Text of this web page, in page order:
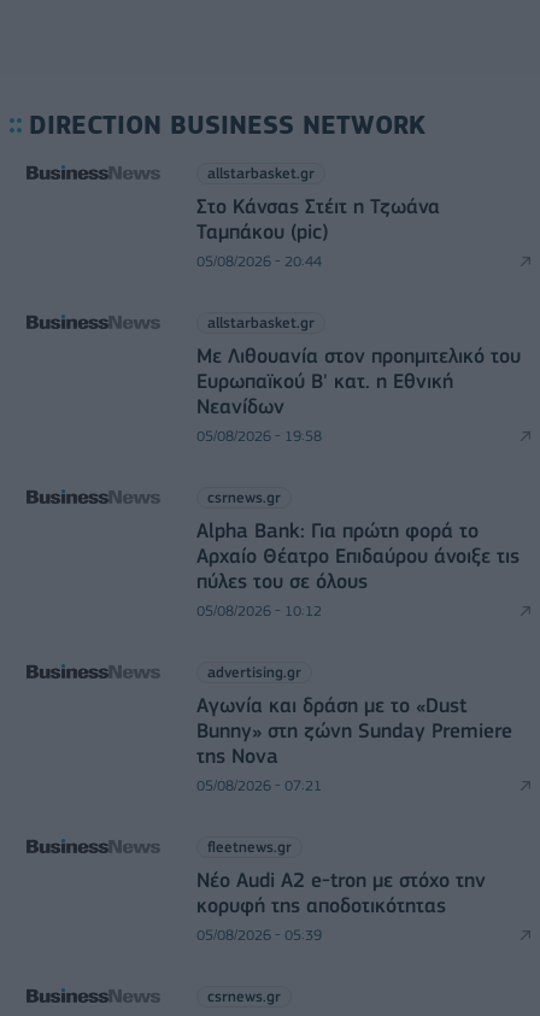
DIRECTION BUSINESS NETWORK
allstarbasket.gr
Στο Κάνσας Στέιτ η Τζωάνα
Ταμπάκου (pic)
05/08/2026 - 20:44
allstarbasket.gr
Με Λιθουανία στον προημιτελικό του
Ευρωπαϊκού Β' κατ. η Εθνική
Νεανίδων
05/08/2026 - 19:58
csrnews.gr
Alpha Bank: Για πρώτη φορά το
Αρχαίο Θέατρο Επιδαύρου άνοιξε τις
πύλες του σε όλους
05/08/2026 - 10:12
advertising.gr
Αγωνία και δράση με το «Dust
Bunny» στη ζώνη Sunday Premiere
της Nova
05/08/2026 - 07:21
fleetnews.gr
Νέο Audi A2 e-tron με στόχο την
κορυφή της αποδοτικότητας
05/08/2026 - 05:39
csrnews.gr